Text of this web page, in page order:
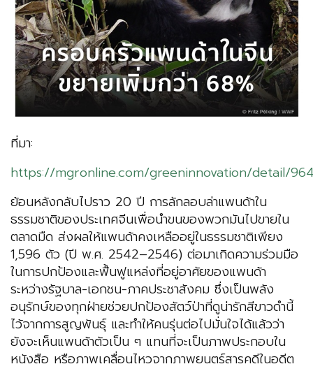
ที่มา:
https://mgronline.com/greeninnovation/detail/
ย้อนหลังกลับไปราว 20 ปี การลักลอบล่าแพนด้าใน
ธรรมชาติของประเทศจีนเพื่อนำขนของพวกมันไปขายใน
ตลาดมืด ส่งผลให้แพนด้าคงเหลืออยู่ในธรรมชาติเพียง
1,596 ตัว (ปี พ.ศ. 2542–2546) ต่อมาเกิดความร่วมมือ
ในการปกป้องและฟื้นฟูแหล่งที่อยู่อาศัยของแพนด้า
ระหว่างรัฐบาล-เอกชน-ภาคประชาสังคม ซึ่งเป็นพลัง
อนุรักษ์ของทุกฝ่ายช่วยปกป้องสัตว์ป่าที่ดูน่ารักสีขาวดำนี้
ไว้จากการสูญพันธุ์ และทำให้คนรุ่นต่อไปมั่นใจได้แล้วว่า
ยังจะเห็นแพนด้าตัวเป็น ๆ แทนที่จะเป็นภาพประกอบใน
หนังสือ หรือภาพเคลื่อนไหวจากภาพยนตร์สารคดีในอดีต